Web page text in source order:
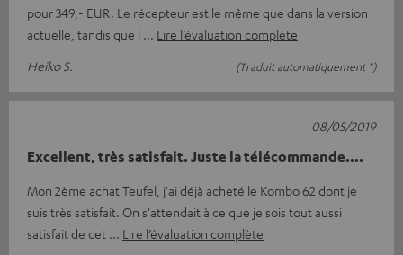
pour 349,- EUR. Le récepteur est le même que dans la version
actuelle, tandis que l
Lire l’évaluation complète
Heiko S.
(Traduit automatiquement *)
Excellent, très satisfait. Juste la télécommande....
Mon 2ème achat Teufel, j'ai déjà acheté le Kombo 62 dont je
suis très satisfait. On s'attendait à ce que je sois tout aussi
satisfait de cet
Lire l’évaluation complète
08/05/2019